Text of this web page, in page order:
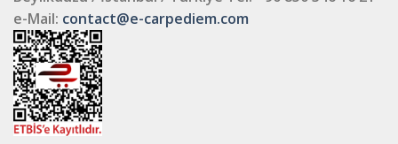
e-Mail: contact@e-carpediem.com